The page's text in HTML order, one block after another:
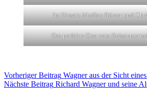
Im Einsatz Madlen Römer und
Das perfekte Duo vom
VorherigerBeitrag Wagner aus der Sicht
Nächste Beitrag Richard Wagner und seine